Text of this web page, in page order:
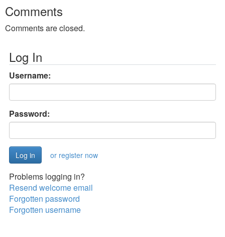
Comments
Comments are closed.
Log In
Username:
Password:
or register now
Problems logging in?
Resend welcome email
Forgotten password
Forgotten username